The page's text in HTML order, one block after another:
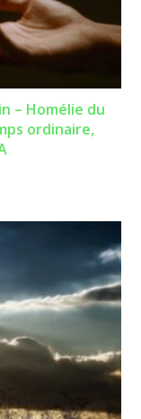
– Homélie du
ordinaire,